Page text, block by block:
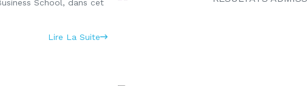
School, dans cet
Lire La Suite